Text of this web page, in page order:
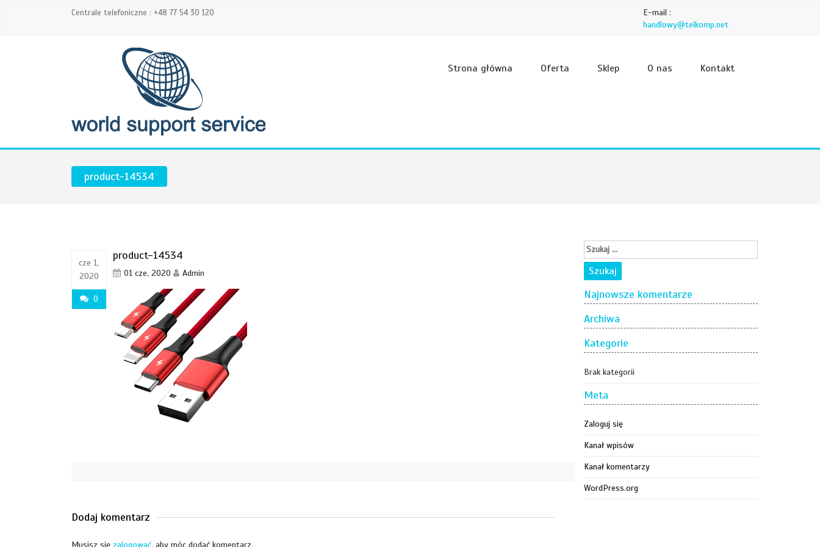
Centrale telefoniczne : +48 77 54 30 120
E-mail :
handlowy@telkomp.net
Strona główna Oferta Sklep O nas Kontakt
product-14534
cze 1,
2020
0
product-14534
01 cze, 2020 Admin
Dodaj komentarz
Musisz się zalogować, aby móc dodać komentarz.
Najnowsze komentarze
Archiwa
Kategorie
Brak kategorii
Meta
Zaloguj się
Kanał wpisów
Kanał komentarzy
WordPress.org